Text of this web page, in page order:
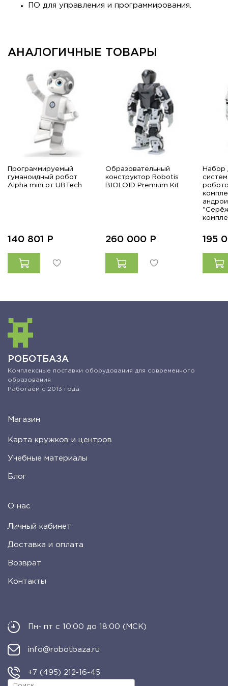
ПО для управления и программирования.
АНАЛОГИЧНЫЕ ТОВАРЫ
Программируемый
гуманоидный робот
Alpha mini от UBTech
140 801 Р
Образовательный
конструктор Robotis
BIOLOID Premium Kit
260 000 Р
Набор
195
РОБОТБАЗА
Комплексные поставки оборудования для современного
образования
Работаем с 2013 года
Магазин
Карта кружков и центров
Учебные материалы
Блог
О нас
Личный кабинет
Доставка и оплата
Возврат
Контакты
Пн- пт с 10:00 до 18:00 (МСК)
info@robotbaza.ru
+7 (495) 212-16-45